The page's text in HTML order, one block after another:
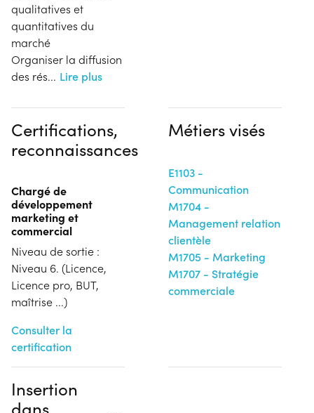
qualitatives et
quantitatives du
marché
Organiser la diffusion
des rés... Lire plus
Certifications,
reconnaissances
Chargé de
développement
marketing et
commercial
Niveau de sortie :
Niveau 6. (Licence,
Licence pro, BUT,
maîtrise ...)
Consulter la
certification
Métiers visés
E1103 -
Communication
M1704 -
Management relation
clientèle
M1705 - Marketing
M1707 - Stratégie
commerciale
Insertion
dans